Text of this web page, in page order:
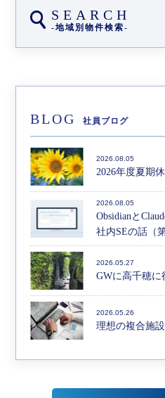
SEARCH
-地域別物件検索-
BLOG 社員ブログ
2026.08.05
2026年度夏期
2026.08.05
Obsidianと
社内SEの話（
2026.05.27
GWに高千穂に
2026.05.26
理想の複合施